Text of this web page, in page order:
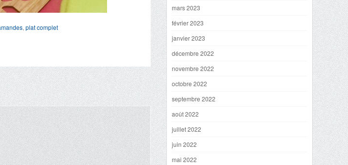
, plat complet
mars 2023
février 2023
janvier 2023
décembre 2022
novembre 2022
octobre 2022
septembre 2022
août 2022
juillet 2022
juin 2022
mai 2022